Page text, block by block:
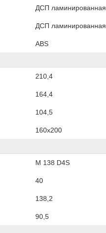
ДСП ламинированная
ДСП ламинированная
АВS
210,4
164,4
104,5
160х200
M 138 D4S
40
138,2
90,5